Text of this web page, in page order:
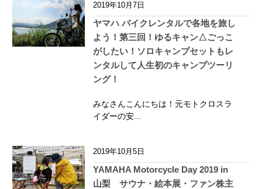
2019年10月7日
ヤマハ バイクレンタルで各地を旅し
よう！第三回！ゆるキャン△ごっこ
がしたい！ソロキャンプセットもレ
ンタルして人生初のキャンプツーリ
ング！
みなさんこんにちは！元モトクロスラ
イダーの安...
2019年10月5日
YAMAHA Motorcycle Day 2019 in
山梨 サウナ・絵本展・ファン株主